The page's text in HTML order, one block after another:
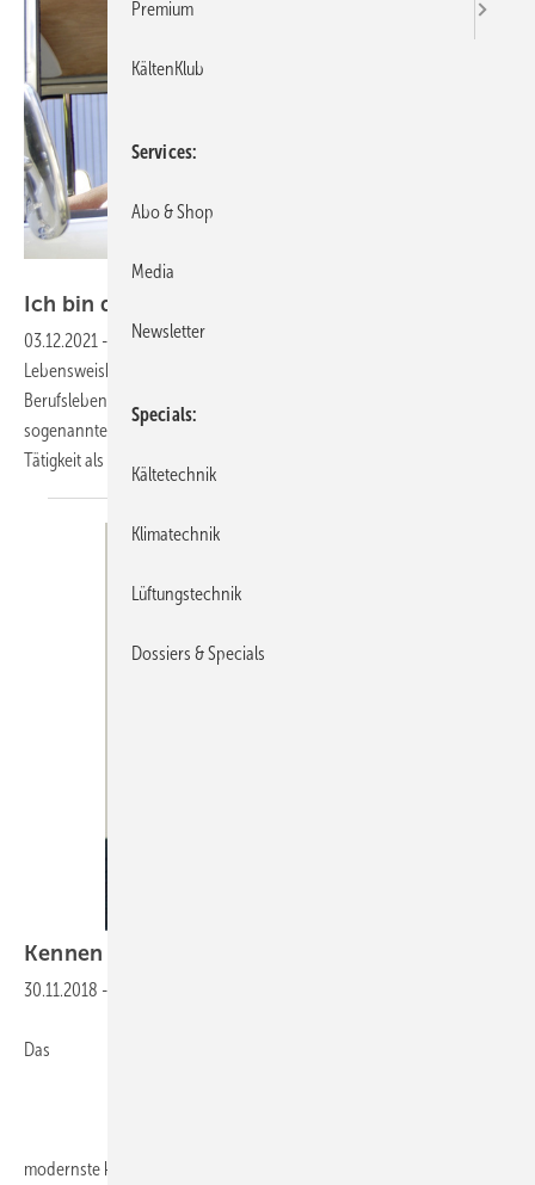
Ich bin dann mal
03.12.2021 -
Alles hat ein Ende, nur die Wurst hat zwei – so lautet eine
Lebensweisheit. Jetzt hat es auch das Ende meines offiziellen
Berufslebens erwischt. Zum Jahreswechsel 2021/22 werde ich in den
sogenannten „Ruhestand“ wechseln. Nach insgesamt 36-jähriger
Tätigkeit als Fachjournalist, davon allein
Kennen Sie
30.11.2018 -
Das
modernste kommunale Archiv
Premium
KältenKlub
Services
Abo & Shop
Media
Newsletter
Specials
Kältetechnik
Klimatechnik
Lüftungstechnik
Dossiers & Specials